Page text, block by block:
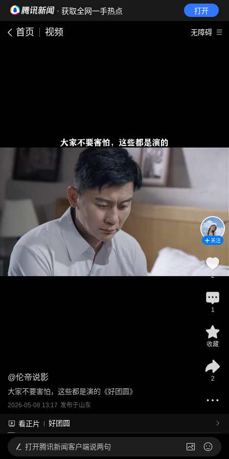
· 获取全网一手热点 打开
首页 视频 无障碍
@伦帝说影
大家不要害怕，这些都是演的《好团圆》
2026-05-08 13:17 发布于山东
看正片 好团圆
关注
2
1
收藏
2
打开腾讯新闻客户端说两句